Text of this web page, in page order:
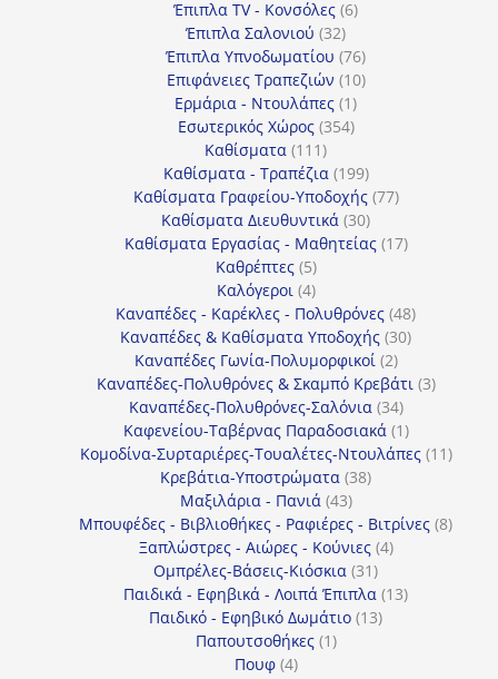
προϊόντα
Έπιπλα TV - Κονσόλες 66
Έπιπλα Σαλονιού 3232
προϊόντα
Έπιπλα Υπνοδωματίου 7676
προϊόντα
Επιφάνειες Τραπεζιών 1010
Ερμάρια - Ντουλάπες 11
προϊόν
Εσωτερικός Χώρος 354354
Καθίσματα 111111
προϊόντα
Καθίσματα - Τραπέζια 199199
προϊόντα
Καθίσματα Γραφείου-Υποδοχής 7777
Καθίσματα Διευθυντικά 3030
προϊόντα
Καθίσματα Εργασίας - Μαθητείας 1717
Καθρέπτες 55
προϊόντα
Καλόγεροι 44
προϊόντα
Καναπέδες - Καρέκλες - Πολυθρόνες 4848
προϊόντα
Καναπέδες & Καθίσματα Υποδοχής 3030
Καναπέδες Γωνία-Πολυμορφικοί 22
προϊόντα
Καναπέδες-Πολυθρόνες & Σκαμπό Κρεβάτι 33
Καναπέδες-Πολυθρόνες-Σαλόνια 3434
προϊόντα
Καφενείου-Ταβέρνας Παραδοσιακά 11
προϊόν
Κομοδίνα-Συρταριέρες-Τουαλέτες-Ντουλάπες 1111
Κρεβάτια-Υποστρώματα 3838
Μαξιλάρια - Πανιά 4343
προϊόντα
Μπουφέδες - Βιβλιοθήκες - Ραφιέρες - Βιτρίνες 88
Ξαπλώστρες - Αιώρες - Κούνιες 44
Ομπρέλες-Βάσεις-Κιόσκια 3131
προϊόντα
Παιδικά - Εφηβικά - Λοιπά Έπιπλα 1313
Παιδικό - Εφηβικό Δωμάτιο 1313
Παπουτσοθήκες 11
Πουφ 44